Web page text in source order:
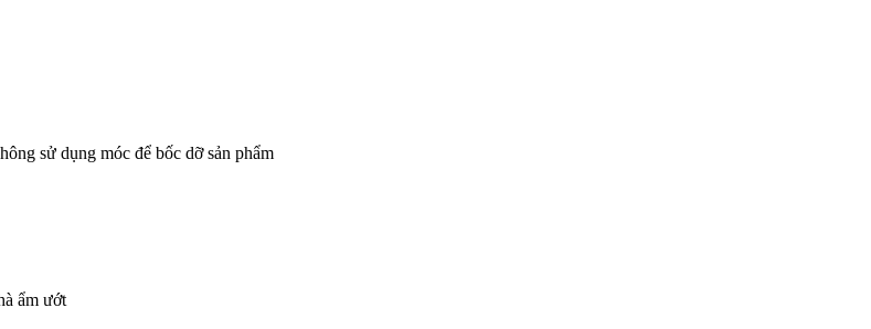
sử dụng móc để bốc dỡ sản phẩm
ẩm ướt